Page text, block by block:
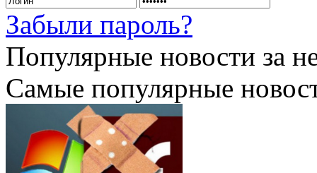
Забыли пароль?
Популярные новости за
Самые популярные